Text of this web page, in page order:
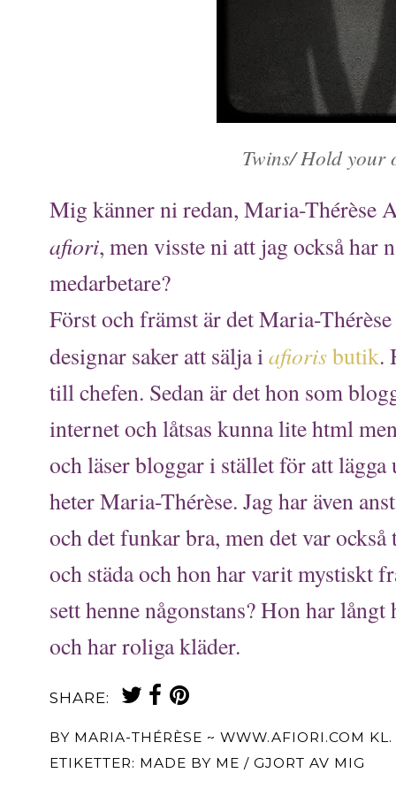
Twins/ Hold your
Mig känner ni redan, Maria-Thérèse
afiori, men visste ni att jag också har
medarbetare?
Först och främst är det Maria-
designar saker att sälja i afiorisbutik.
till chefen. Sedan är det hon som
internet och låtsas kunna lite html
och läser bloggar i stället för att
heter Maria-Thérèse. Jag har även
och det funkar bra, men det var
och städa och hon har varit mystiskt
sett henne någonstans? Hon har
och har roliga kläder.
SHARE:
BY MARIA-THÉRÈSE ~ WWW.AFIORI.COM KL.
ETIKETTER: MADE BY ME / GJORT AV MIG